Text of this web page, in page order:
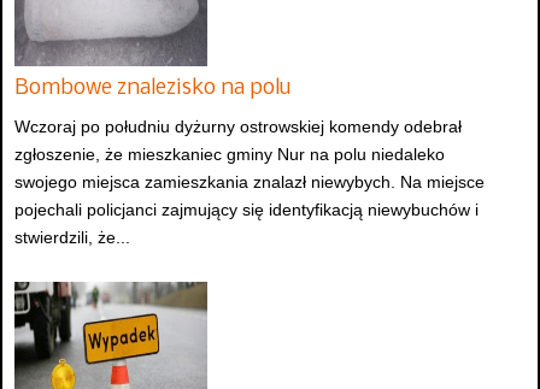
Bombowe znalezisko na polu
Wczoraj po południu dyżurny ostrowskiej komendy odebrał
zgłoszenie, że mieszkaniec gminy Nur na polu niedaleko
swojego miejsca zamieszkania znalazł niewybych. Na miejsce
pojechali policjanci zajmujący się identyfikacją niewybuchów i
stwierdzili, że...